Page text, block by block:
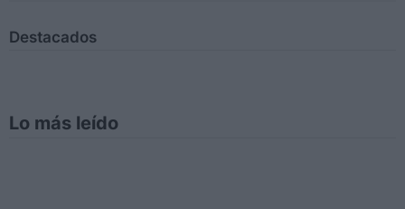
Destacados
Lo más leído